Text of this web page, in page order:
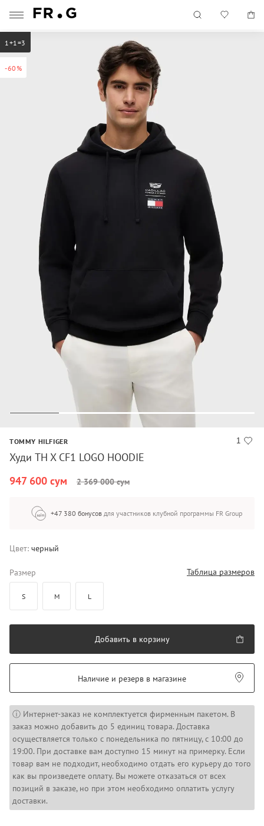
-60%
1+1=3
1
TOMMY HILFIGER
Худи TH X CF1 LOGO HOODIE
947 600 сум
2 369 000 сум
+47 380 бонусов для участников клубной программы FR Group
Цвет: черный
Размер Таблица размеров
S M L
Добавить в корзину
Наличие и резерв в магазине
ⓘ Интернет-заказ не комплектуется фирменным пакетом. В
заказ можно добавить до 5 единиц товара. Доставка
осуществляется только с понедельника по пятницу, с 10:00 до
19:00. При доставке вам доступно 15 минут на примерку. Если
товар вам не подходит, необходимо отдать его курьеру до того
как вы произведете оплату. Вы можете отказаться от всех
позиций в заказе, но при этом необходимо оплатить услугу
доставки.